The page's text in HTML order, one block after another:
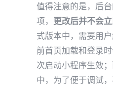
值得注意的是，后
项， 更改后并不会
式版本中，需要用
前首页加载和登录
次启动小程序生效
中，为了便于调试，